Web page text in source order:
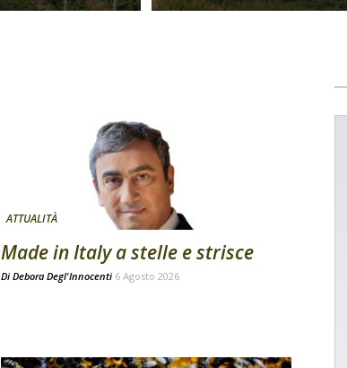
ATTUALITÀ
Made in Italy a stelle e strisce
Di Debora Degl'Innocenti 6 Agosto 2026